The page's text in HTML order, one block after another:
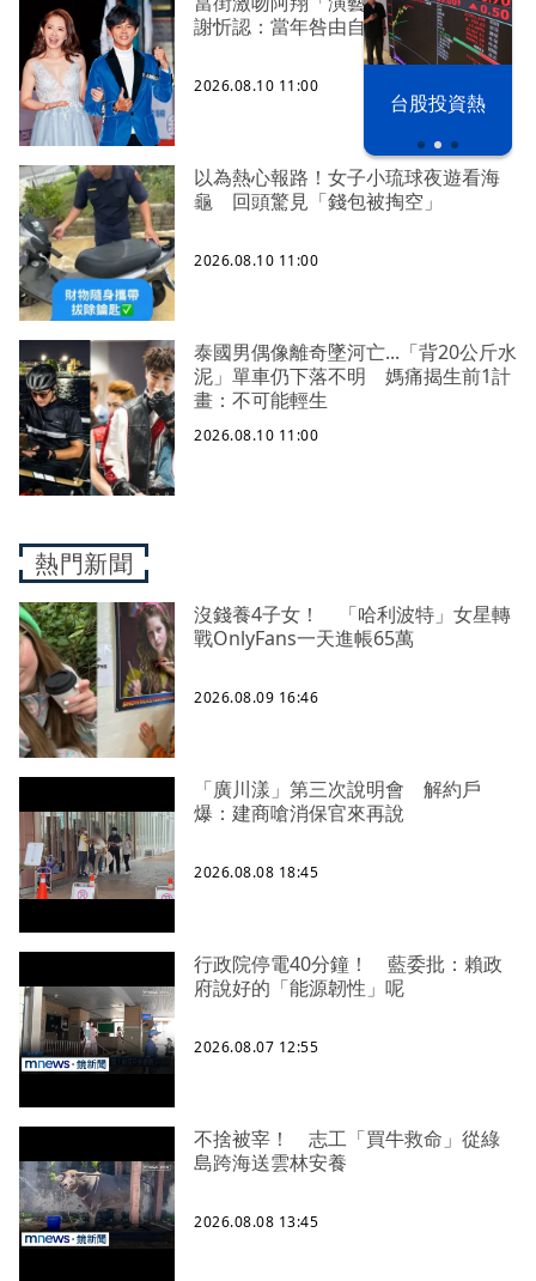
台股投資熱
謝忻認：當年咎由自取
2026.08.10 11:00
以為熱心報路！女子小琉球夜遊看海
龜 回頭驚見「錢包被掏空」
2026.08.10 11:00
泰國男偶像離奇墜河亡...「背20公斤水
泥」單車仍下落不明 媽痛揭生前1計
畫：不可能輕生
2026.08.10 11:00
熱門新聞
沒錢養4子女！ 「哈利波特」女星轉
戰OnlyFans一天進帳65萬
2026.08.09 16:46
「廣川漾」第三次說明會 解約戶
爆：建商嗆消保官來再說
2026.08.08 18:45
行政院停電40分鐘！ 藍委批：賴政
府說好的「能源韌性」呢
2026.08.07 12:55
不捨被宰！ 志工「買牛救命」從綠
島跨海送雲林安養
2026.08.08 13:45